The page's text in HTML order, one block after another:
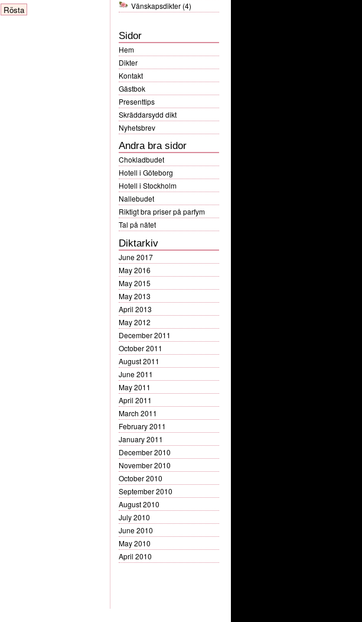
Vänskapsdikter (4)
Sidor
Hem
Dikter
Kontakt
Gästbok
Presenttips
Skräddarsydd dikt
Nyhetsbrev
Andra bra sidor
Chokladbudet
Hotell i Göteborg
Hotell i Stockholm
Nallebudet
Riktigt bra priser på parfym
Tal på nätet
Diktarkiv
June 2017
May 2016
May 2015
May 2013
April 2013
May 2012
December 2011
October 2011
August 2011
June 2011
May 2011
April 2011
March 2011
February 2011
January 2011
December 2010
November 2010
October 2010
September 2010
August 2010
July 2010
June 2010
May 2010
April 2010